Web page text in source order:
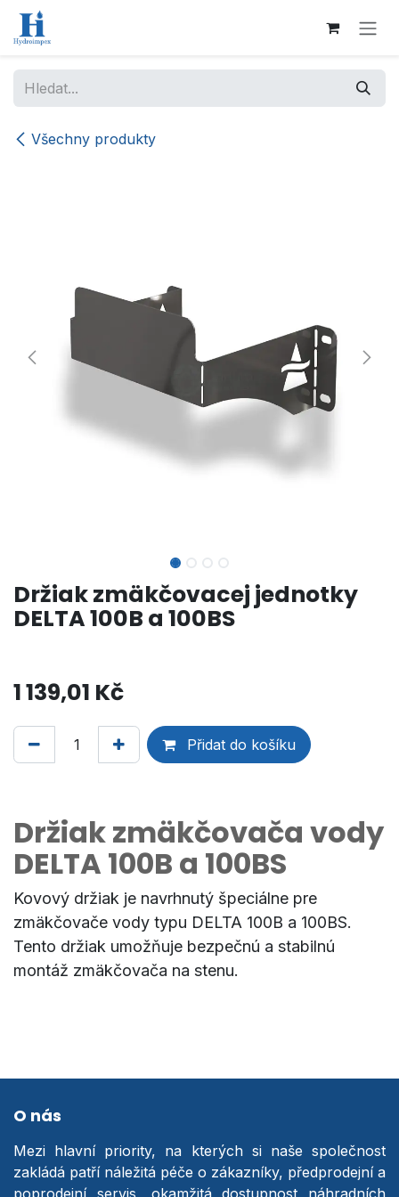
Přejít na obsah
Všechny produkty
Držiak zmäkčovacej jednotky
DELTA 100B a 100BS
1 139,01 Kč
Přidat do košíku
Držiak zmäkčovača vody
DELTA 100B a 100BS
Kovový držiak je navrhnutý špeciálne pre
zmäkčovače vody typu DELTA 100B a 100BS.
Tento držiak umožňuje bezpečnú a stabilnú
montáž zmäkčovača na stenu.
O nás
Mezi hlavní priority, na kterých si naše společnost
zakládá patří náležitá péče o zákazníky, předprodejní a
poprodejní servis, okamžitá dostupnost náhradních